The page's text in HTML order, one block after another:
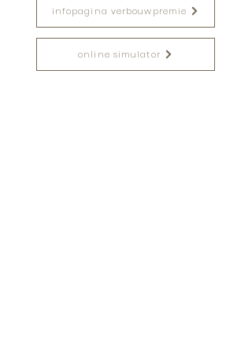
infopagina verbouwpremie
online simulator